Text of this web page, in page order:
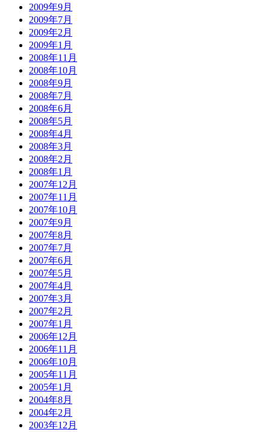
2009年9月
2009年7月
2009年2月
2009年1月
2008年11月
2008年10月
2008年9月
2008年7月
2008年6月
2008年5月
2008年4月
2008年3月
2008年2月
2008年1月
2007年12月
2007年11月
2007年10月
2007年9月
2007年8月
2007年7月
2007年6月
2007年5月
2007年4月
2007年3月
2007年2月
2007年1月
2006年12月
2006年11月
2006年10月
2005年11月
2005年1月
2004年8月
2004年2月
2003年12月